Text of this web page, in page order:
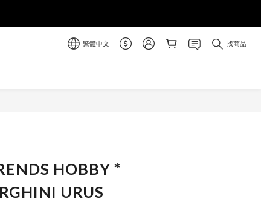
繁體中文 找商品
HOBBY *
URUS